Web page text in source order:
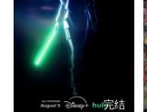
完结